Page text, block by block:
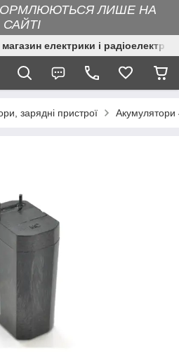
ЛИШЕ НА
САЙТІ
електрики і
зарядні пристрої Акумулятори